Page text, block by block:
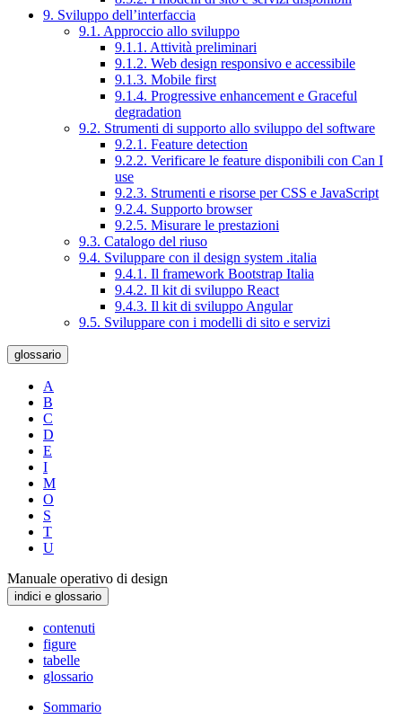
9. Sviluppo dell’interfaccia
9.1. Approccio allo sviluppo
9.1.1. Attività preliminari
9.1.2. Web design responsivo e accessibile
9.1.3. Mobile first
9.1.4. Progressive enhancement e Graceful
degradation
9.2. Strumenti di supporto allo sviluppo del software
9.2.1. Feature detection
9.2.2. Verificare le feature disponibili con Can I
use
9.2.3. Strumenti e risorse per CSS e JavaScript
9.2.4. Supporto browser
9.2.5. Misurare le prestazioni
9.3. Catalogo del riuso
9.4. Sviluppare con il design system .italia
9.4.1. Il framework Bootstrap Italia
9.4.2. Il kit di sviluppo React
9.4.3. Il kit di sviluppo Angular
9.5. Sviluppare con i modelli di sito e servizi
glossario
A
B
C
D
E
I
M
O
S
T
U
Manuale operativo di design
indici e glossario
contenuti
figure
tabelle
glossario
Sommario